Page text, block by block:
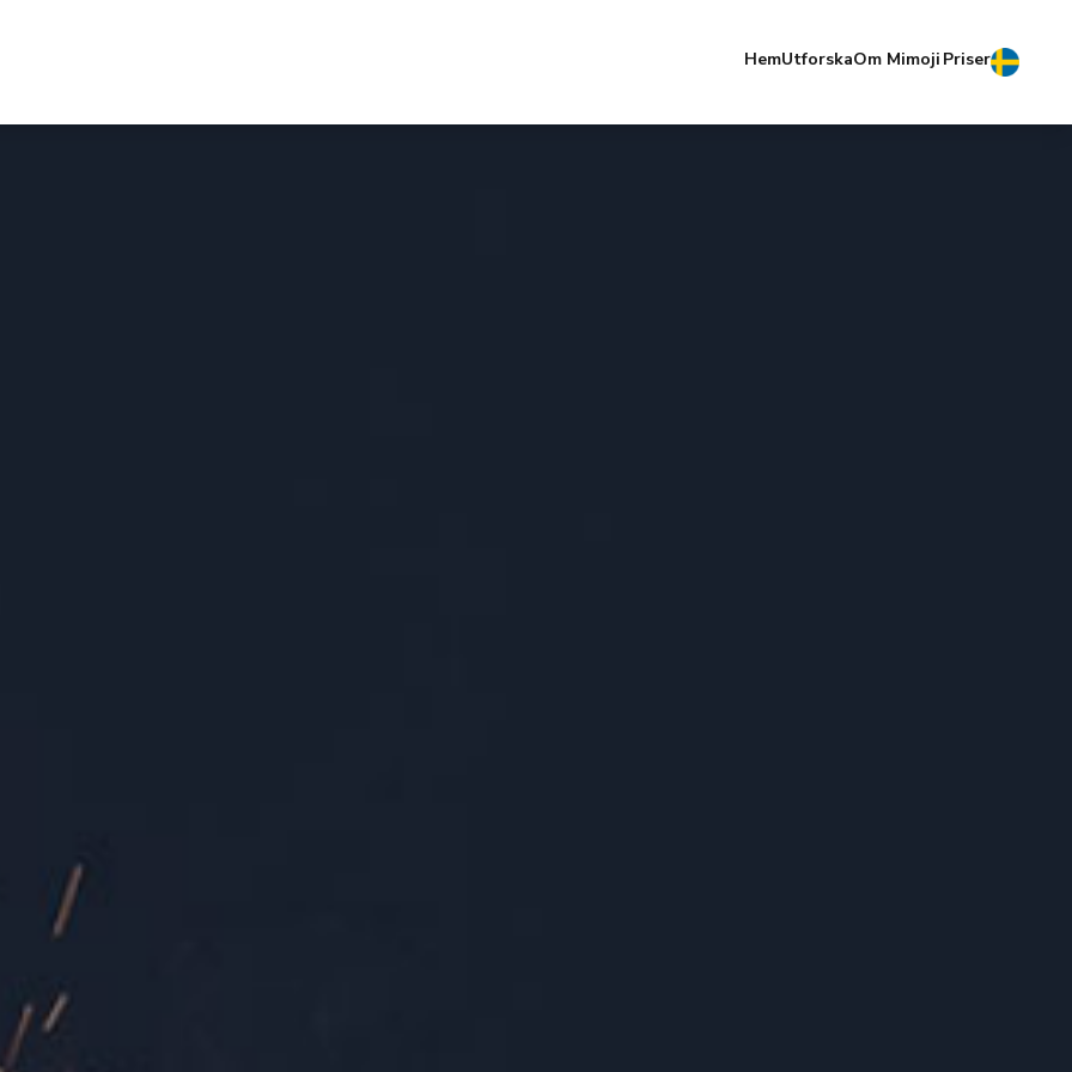
HemUtforskaOm Mimoji Priser